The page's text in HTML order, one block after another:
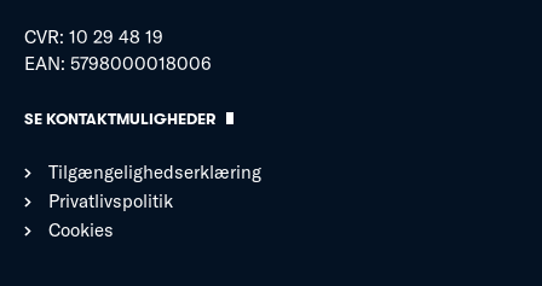
CVR: 10 29 48 19
EAN: 5798000018006
SE KONTAKTMULIGHEDER
Tilgængelighedserklæring
Privatlivspolitik
Cookies